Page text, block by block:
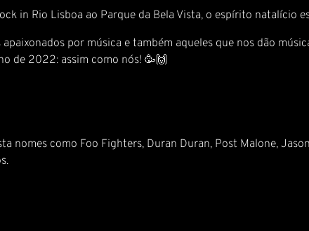
in Rio Lisboa ao Parque da Bela Vista, o espírito natalício
por música e também aqueles que nos dão
de 2022: assim como nós! 🥳🙌
nomes como Foo Fighters, Duran Duran, Post Malone,